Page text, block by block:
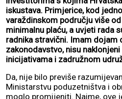
iskustava. Primjerice, kod
varaždinskom području više
minimalnu plaću, a uvjeti rada
radnika stravični. Imam dojam
zakonodavstvo, nisu
inicijativama i zadružnom
Da, nije bilo previše
Ministarstvu poduzetništva i
moglo promijeniti. Naime, ove